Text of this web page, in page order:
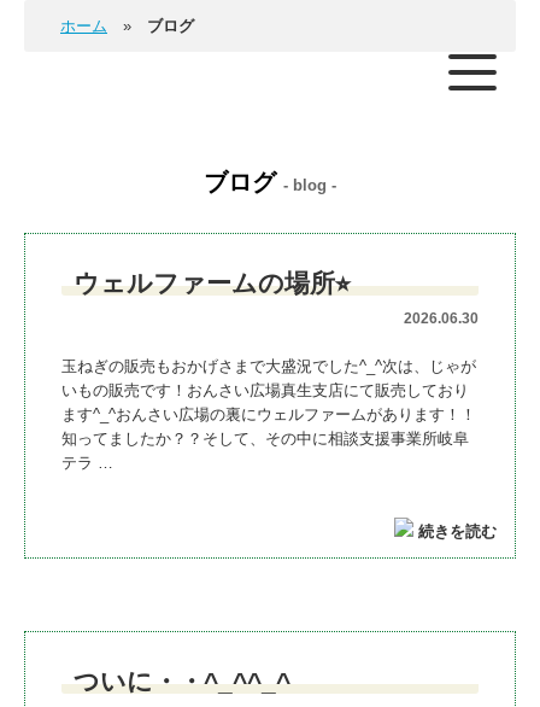
ホーム ブログ
ブログ - blog -
ウェルファームの場所⭐︎
2026.06.30
玉ねぎの販売もおかげさまで大盛況でした^_^次は、じゃが
いもの販売です！おんさい広場真生支店にて販売しており
ます^_^おんさい広場の裏にウェルファームがあります！！
知ってましたか？？そして、その中に相談支援事業所岐阜
テラ …
続きを読む
ついに・・^_^^_^